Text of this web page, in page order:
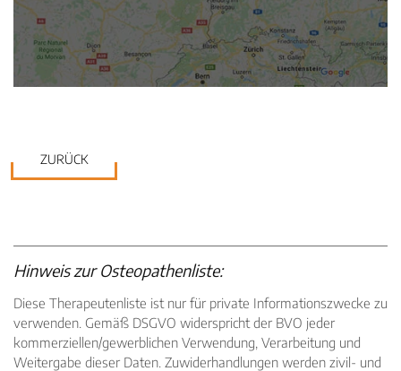
ZURÜCK
Hinweis zur Osteopathenliste:
Diese Therapeutenliste ist nur für private Informationszwecke zu
verwenden. Gemäß DSGVO widerspricht der BVO jeder
kommerziellen/gewerblichen Verwendung, Verarbeitung und
Weitergabe dieser Daten. Zuwiderhandlungen werden zivil- und